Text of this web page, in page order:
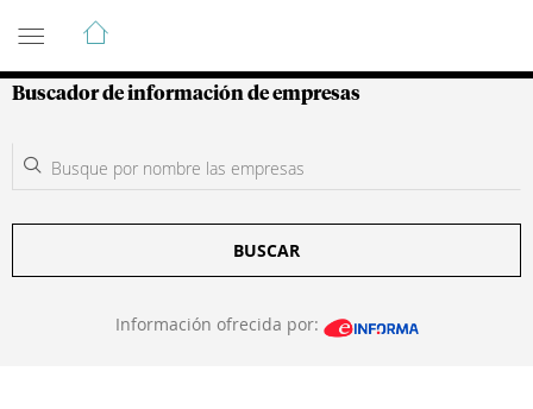
Guía de Empresas Colombianas
Buscador de información de empresas
BUSCAR
Información ofrecida por: